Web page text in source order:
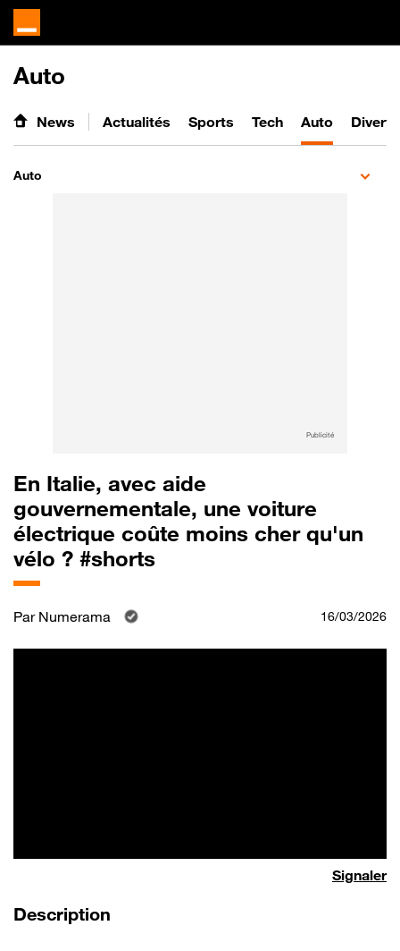
Auto
News Actualités Sports Tech Auto
Auto
Publicité
En Italie, avec aide
gouvernementale, une voiture
électrique coûte moins cher qu'un
vélo ? #shorts
Par Numerama 16/03/2026
Signaler
Description